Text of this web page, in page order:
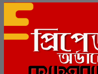
এই বইয়ের জন্য
সংশ্লিষ্ট বই